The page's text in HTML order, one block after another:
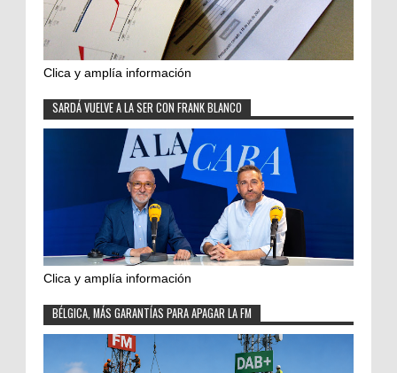
Clica y amplía información
SARDÁ VUELVE A LA SER CON FRANK BLANCO
Clica y amplía información
BÉLGICA, MÁS GARANTÍAS PARA APAGAR LA FM